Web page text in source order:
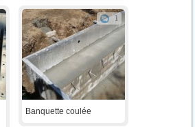
1
Banquette coulée